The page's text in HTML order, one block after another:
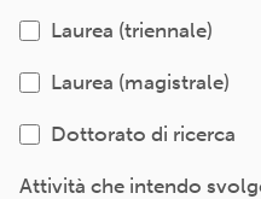
Laurea (triennale)
Laurea (magistrale)
Dottorato di ricerca
Attività che intendo